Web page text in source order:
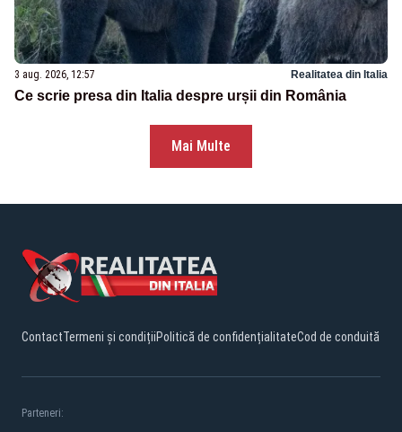
3 aug. 2026, 12:57 Realitatea din Italia
Ce scrie presa din Italia despre urșii din România
Mai Multe
ContactTermeni și condițiiPolitică de confidențialitateCod de conduită
Parteneri: